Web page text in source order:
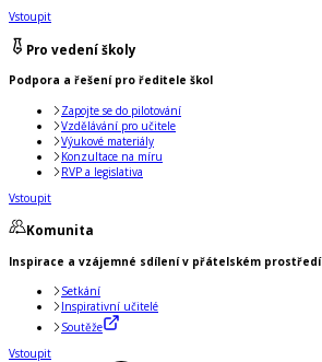
Vstoupit
Pro vedení školy
Podpora a řešení pro ředitele škol
Zapojte se do pilotování
Vzdělávání pro učitele
Výukové materiály
Konzultace na míru
RVP a legislativa
Vstoupit
Komunita
Inspirace a vzájemné sdílení v přátelském prostředí
Setkání
Inspirativní učitelé
Soutěže
Vstoupit